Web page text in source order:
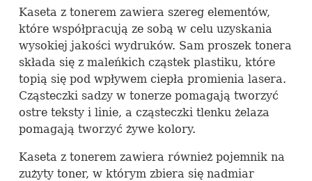
Kaseta z tonerem zawiera szereg elementów,
które współpracują ze sobą w celu uzyskania
wysokiej jakości wydruków. Sam proszek tonera
składa się z maleńkich cząstek plastiku, które
topią się pod wpływem ciepła promienia lasera.
Cząsteczki sadzy w tonerze pomagają tworzyć
ostre teksty i linie, a cząsteczki tlenku żelaza
pomagają tworzyć żywe kolory.
Kaseta z tonerem zawiera również pojemnik na
zużyty toner, w którym zbiera się nadmiar